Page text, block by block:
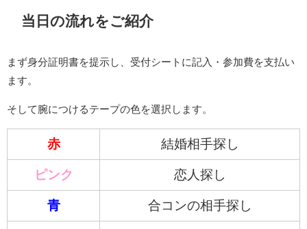
当日の流れをご紹介
まず身分証明書を提示し、受付シートに記入・参加費を支払い
ます。
そして腕につけるテープの色を選択します。
赤 結婚相手探し
ピンク 恋人探し
青 合コンの相手探し